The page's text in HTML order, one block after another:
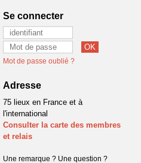
Se connecter
Mot de passe oublié ?
Adresse
75 lieux en France et à
l'international
Consulter la carte des membres
et relais
Une remarque ? Une question ?